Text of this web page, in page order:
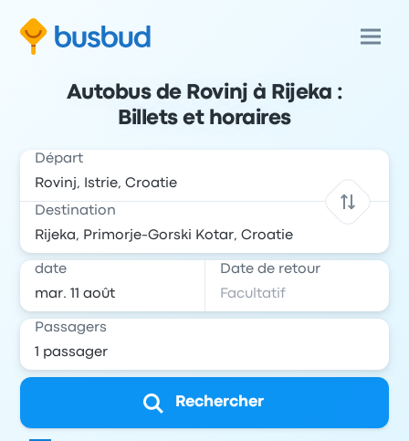
Autobus de Rovinj à Rijeka :
Billets et horaires
Départ
Destination
date Date de retour
Passagers
Rechercher